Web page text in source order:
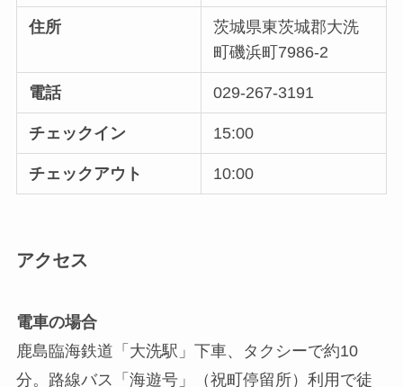
住所
茨城県東茨城郡大洗
町磯浜町7986-2
電話 029-267-3191
チェックイン 15:00
チェックアウト 10:00
アクセス
電車の場合
鹿島臨海鉄道「大洗駅」下車、タクシーで約10
分。路線バス「海遊号」（祝町停留所）利用で徒